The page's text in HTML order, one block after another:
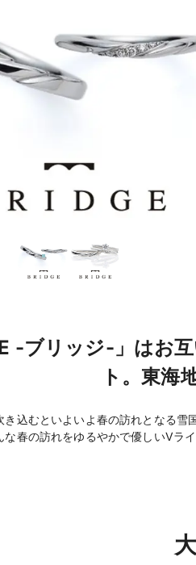
-ブリッジ-」はお
ト。東海
き込むといよいよ春の訪れとなる
春の訪れをゆるやかで優しいVライ